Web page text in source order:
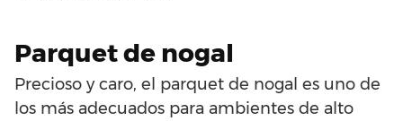
Parquet de nogal
Precioso y caro, el parquet de nogal es uno de
los más adecuados para ambientes de alto